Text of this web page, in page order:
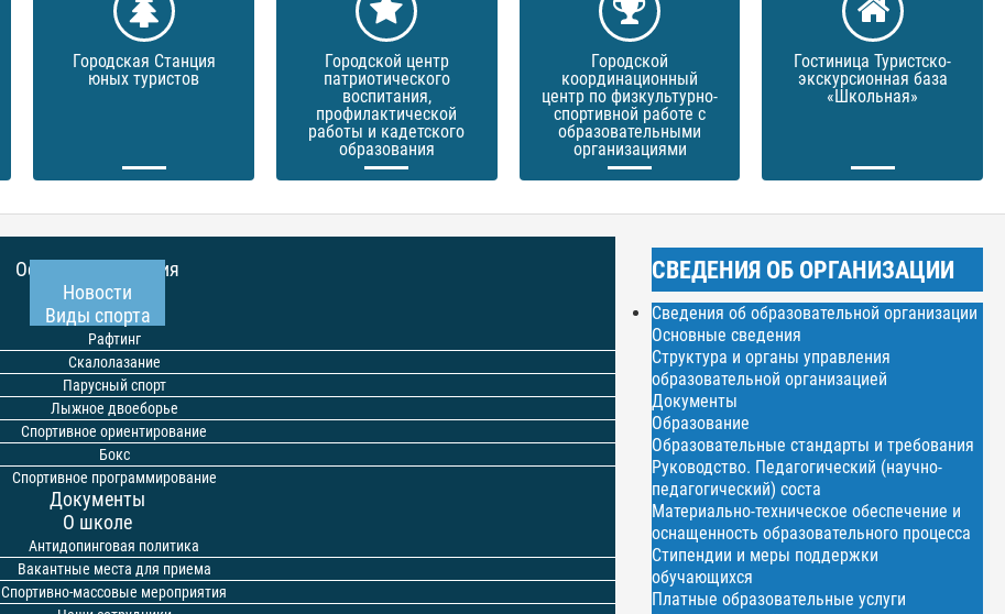
Городская Станция
юных туристов
Городской центр
патриотического
воспитания,
профилактической
работы и кадетского
образования
Городской
координационный
центр по физкультурно-
спортивной работе с
образовательными
организациями
Гостиница Туристско-
экскурсионная база
«Школьная»
Основные сведения
Новости
Виды спорта
Рафтинг
Скалолазание
Парусный спорт
Лыжное двоеборье
Спортивное ориентирование
Бокс
Спортивное программирование
Документы
О школе
Антидопинговая политика
Вакантные места для приема
Спортивно-массовые мероприятия
СВЕДЕНИЯ ОБ ОРГАНИЗАЦИИ
Сведения об образовательной организации
Основные сведения
Структура и органы управления
образовательной организацией
Документы
Образование
Образовательные стандарты и требования
Руководство. Педагогический (научно-
педагогический) соста
Материально-техническое обеспечение и
оснащенность образовательного процесса
Стипендии и меры поддержки
обучающихся
Платные образовательные услуги